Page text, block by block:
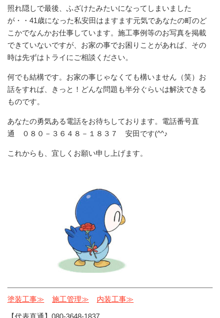
照れ隠しで最後、ふざけたみたいになってしまいました
が・・41歳になった私安田はますます元気であなたの町のど
こかでなんかお仕事しています。施工事例等のお写真を掲載
できていないですが、お家の事でお困りことがあれば、その
時は先ずはトライにご相談ください。
何でも結構です。お家の事じゃなくても構いません（笑）お
話をすれば、きっと！どんな問題も半分ぐらいは解決できる
ものです。
あなたの勇気ある電話をお待ちしております。電話番号直
通 ０８０－３６４８－１８３７ 安田です(^^♪
これからも、宜しくお願い申し上げます。
塗装工事≫ 施工管理≫ 内装工事≫